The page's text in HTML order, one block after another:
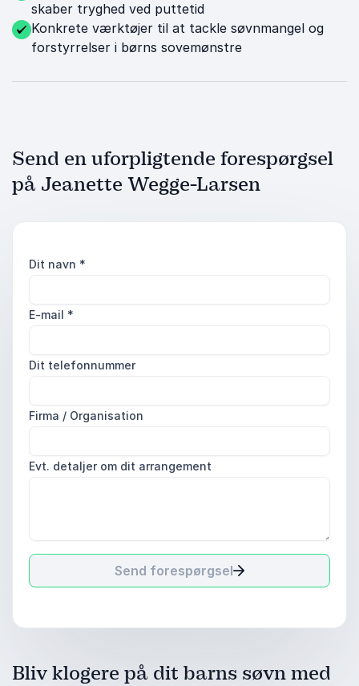
skaber tryghed ved puttetid
Konkrete værktøjer til at tackle søvnmangel og
forstyrrelser i børns sovemønstre
Send en uforpligtende forespørgsel
på Jeanette Wegge-Larsen
Dit navn *
E-mail *
Dit telefonnummer
Firma / Organisation
Evt. detaljer om dit arrangement
Send forespørgsel
Bliv klogere på dit barns søvn med